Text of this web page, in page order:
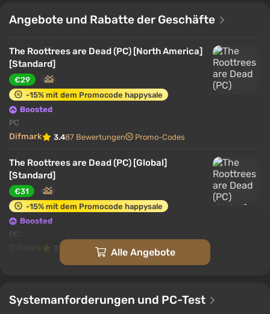
wer ist die Cousine, wer ist das uneheliche Kind.
werden, jedes Gesicht mit einer Biografie. Das Spiel
zeigt, wie fesselnd Archivarbeit und Internetsurfen
in geschickten Händen sein können.
Angebote und Rabatte der Geschäfte
The Roottrees are Dead (PC) [North America]
[Standard]
€29
-15% mit dem Promocode happysale
Boosted
PC
Difmark 3.487 Bewertungen Promo-Codes
The Roottrees are Dead (PC) [Global]
[Standard]
€31
-15% mit dem Promocode happysale
Boosted
PC
Difmark 3.4 87 Bewertungen Promo-Codes
€31
Alle Angebote
Systemanforderungen und PC-Test